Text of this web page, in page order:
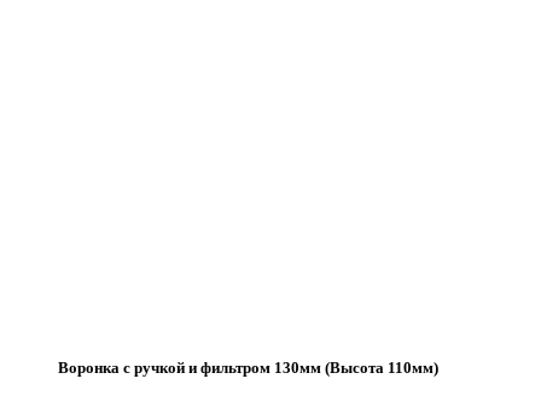
Воронка с ручкой и фильтром 130мм (Высота 110мм)